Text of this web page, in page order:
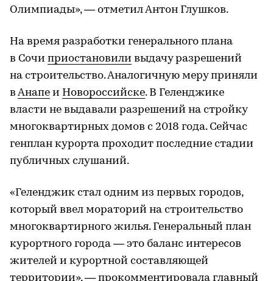
Олимпиады», — отметил Антон Глушков.
На время разработки генерального плана
в Сочи приостановили выдачу разрешений
на строительство. Аналогичную меру приняли
в Анапе и Новороссийске. В Геленджике
власти не выдавали разрешений на стройку
многоквартирных домов с 2018 года. Сейчас
генплан курорта проходит последние стадии
публичных слушаний.
«Геленджик стал одним из первых городов,
который ввел мораторий на строительство
многоквартирного жилья. Генеральный план
курортного города — это баланс интересов
жителей и курортной составляющей
территории», — прокомментировала главный